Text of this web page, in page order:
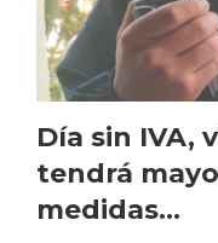
Día sin IVA,
tendrá
medidas...